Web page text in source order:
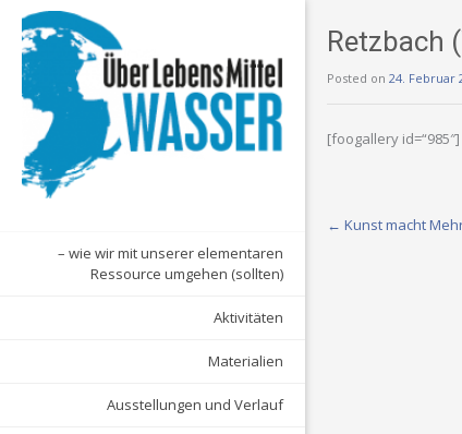
– wie wir mit unserer elementaren
Ressource umgehen (sollten)
Aktivitäten
Materialien
Ausstellungen und Verlauf
Retzbach
Posted on 24. Februar
[foogallery id=“985″]
Post
← Kunst macht